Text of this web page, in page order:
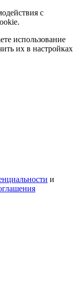
с
использование
их в настройках
и